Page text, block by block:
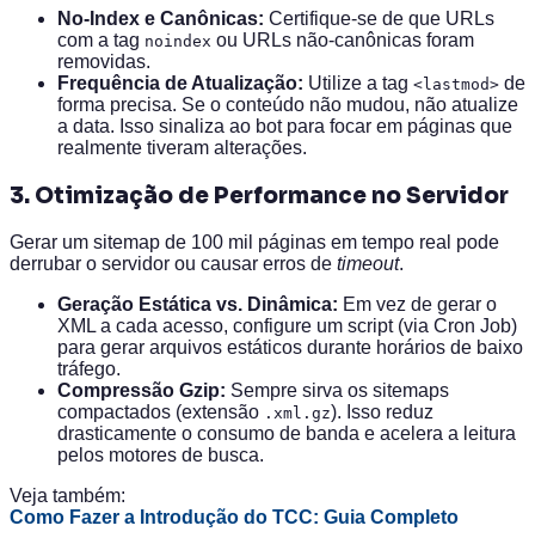
No-Index e Canônicas: Certifique-se de que URLs
com a tag noindex ou URLs não-canônicas foram
removidas.
Frequência de Atualização: Utilize a tag <lastmod> de
forma precisa. Se o conteúdo não mudou, não atualize
a data. Isso sinaliza ao bot para focar em páginas que
realmente tiveram alterações.
3. Otimização de Performance no Servidor
Gerar um sitemap de 100 mil páginas em tempo real pode
derrubar o servidor ou causar erros de timeout.
Geração Estática vs. Dinâmica: Em vez de gerar o
XML a cada acesso, configure um script (via Cron Job)
para gerar arquivos estáticos durante horários de baixo
tráfego.
Compressão Gzip: Sempre sirva os sitemaps
compactados (extensão .xml.gz). Isso reduz
drasticamente o consumo de banda e acelera a leitura
pelos motores de busca.
Veja também:
Como Fazer a Introdução do TCC: Guia Completo